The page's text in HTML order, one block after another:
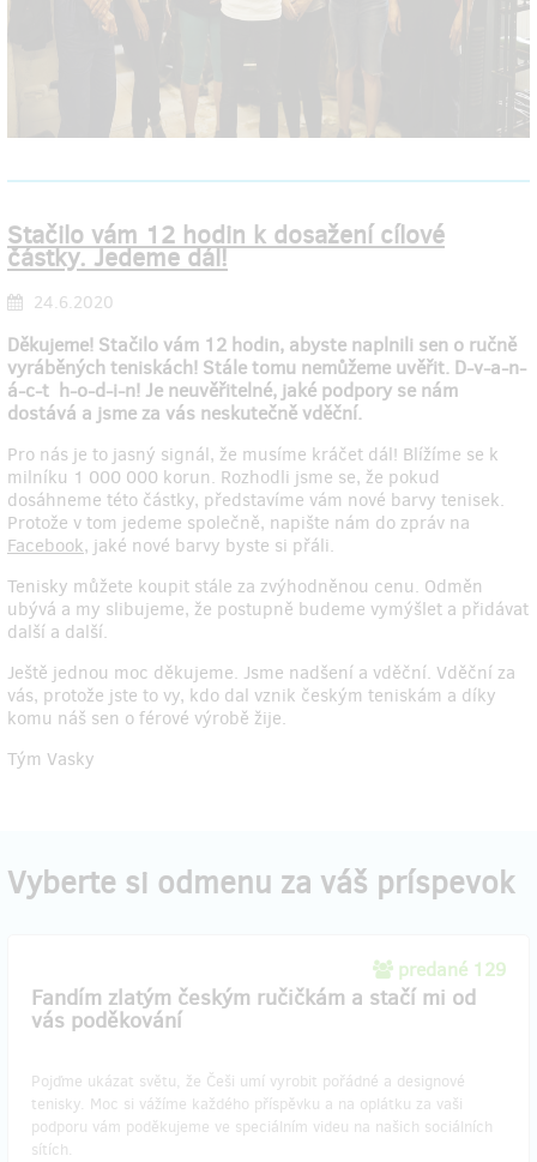
Stačilo vám 12 hodin k dosažení cílové
částky. Jedeme dál!
24.6.2020
Děkujeme! Stačilo vám 12 hodin, abyste naplnili sen o ručně
vyráběných teniskách! Stále tomu nemůžeme uvěřit. D-v-a-n-
á-c-t h-o-d-i-n! Je neuvěřitelné, jaké podpory se nám
dostává a jsme za vás neskutečně vděční.
Pro nás je to jasný signál, že musíme kráčet dál! Blížíme se k
milníku 1 000 000 korun. Rozhodli jsme se, že pokud
dosáhneme této částky, představíme vám nové barvy tenisek.
Protože v tom jedeme společně, napište nám do zpráv na
Facebook, jaké nové barvy byste si přáli.
Tenisky můžete koupit stále za zvýhodněnou cenu. Odměn
ubývá a my slibujeme, že postupně budeme vymýšlet a přidávat
další a další.
Ještě jednou moc děkujeme. Jsme nadšení a vděční. Vděční za
vás, protože jste to vy, kdo dal vznik českým teniskám a díky
komu náš sen o férové výrobě žije.
Tým Vasky
Vyberte si odmenu za váš príspevok
predané 129
Fandím zlatým českým ručičkám a stačí mi od
vás poděkování
Pojďme ukázat světu, že Češi umí vyrobit pořádné a designové
tenisky. Moc si vážíme každého příspěvku a na oplátku za vaši
podporu vám poděkujeme ve speciálním videu na našich sociálních
sítích.